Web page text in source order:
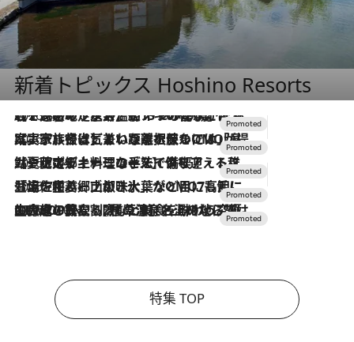
新着トピックス Hoshino Resorts
2026.8.7
【トンボの足水浴】ヒノキの香りに包まれて涼感マックス！約13℃の湧水かけ流しを避暑地「星野温泉 トンボの湯」で体験
2026.7.31
【ホテル帰省】という選択肢をOMOが提案。家族とほどよい距離を保つには「昼は実家、夜は気兼ねなくホテルで！」
2026.7.24
【夏限定ディナーコース】旬を迎える稚鮎や花ズッキーニなどをイタリア・トスカーナの郷土料理の手法で満喫！
2026.7.17
「土佐和ハーブかき氷」がOMO7高知に登場！生姜、山椒、大葉など目にも舌にも涼を呼ぶ郷土の味
2026.7.10
NEW OPEN！【界 草津】名湯の地に誕生。趣の異なる2種の温泉と上州ならではの会席・蕎麦割烹など美食を味わう究極の癒やし旅
特集 TOP